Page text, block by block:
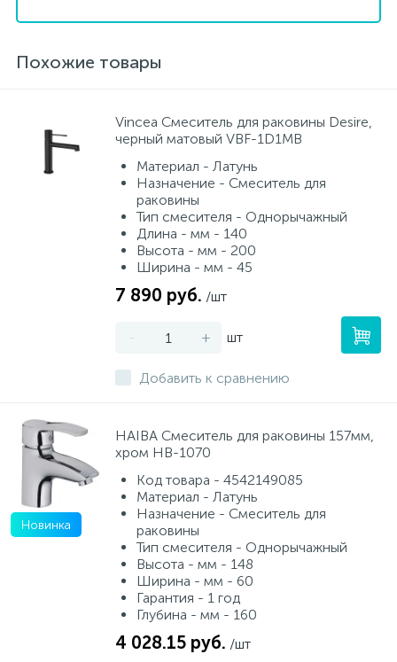
Похожие товары
Vincea Смеситель для раковины Desire,
черный матовый VBF-1D1MB
Материал - Латунь
Назначение - Смеситель для
раковины
Тип смесителя - Однорычажный
Длина - мм - 140
Высота - мм - 200
Ширина - мм - 45
7 890 руб. /шт
- + шт
Добавить к сравнению
Новинка
HAIBA Смеситель для раковины 157мм,
хром HB-1070
Код товара - 4542149085
Материал - Латунь
Назначение - Смеситель для
раковины
Тип смесителя - Однорычажный
Высота - мм - 148
Ширина - мм - 60
Гарантия - 1 год
Глубина - мм - 160
4 028.15 руб. /шт